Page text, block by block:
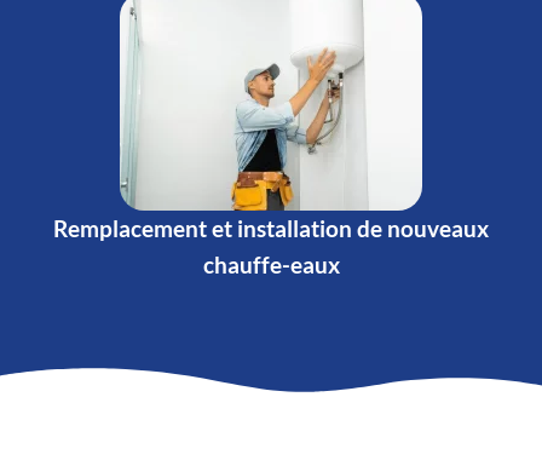
Remplacement et installation de nouveaux
chauffe-eaux